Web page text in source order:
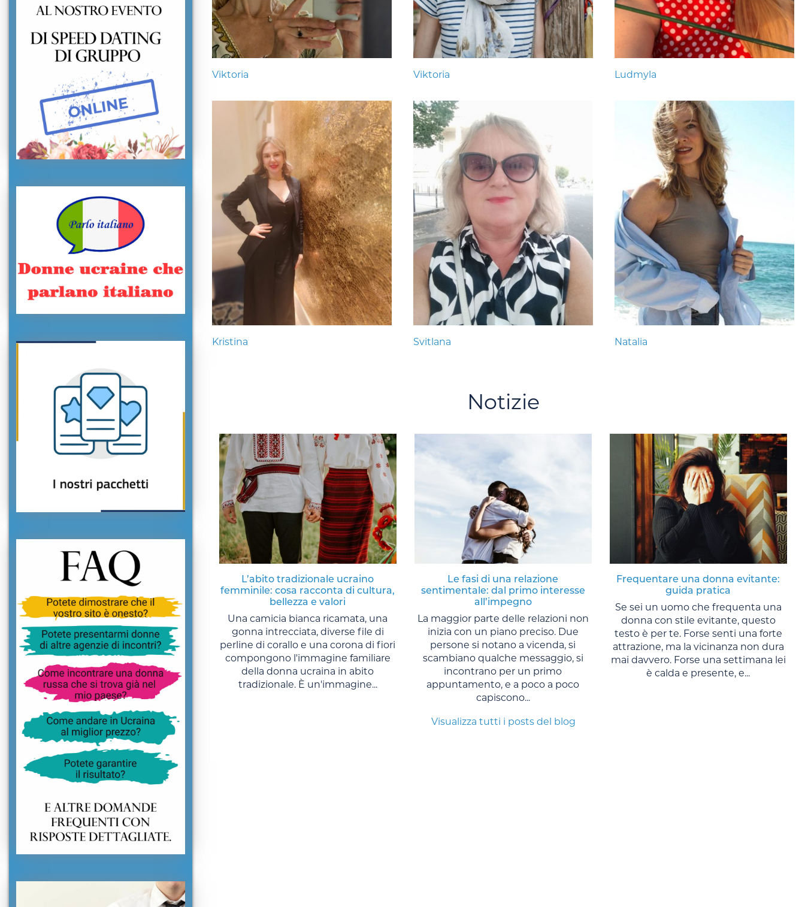
Viktoria Viktoria Ludmyla
Kristina Svitlana Natalia
Notizie
L’abito tradizionale ucraino
femminile: cosa racconta di cultura,
bellezza e valori
Una camicia bianca ricamata, una
gonna intrecciata, diverse file di
perline di corallo e una corona di fiori
compongono l'immagine familiare
della donna ucraina in abito
tradizionale. È un'immagine...
Le fasi di una relazione
sentimentale: dal primo interesse
all’impegno
La maggior parte delle relazioni non
inizia con un piano preciso. Due
persone si notano a vicenda, si
scambiano qualche messaggio, si
incontrano per un primo
appuntamento, e a poco a poco
capiscono...
Frequentare una donna evitante:
guida pratica
Se sei un uomo che frequenta una
donna con stile evitante, questo
testo è per te. Forse senti una forte
attrazione, ma la vicinanza non dura
mai davvero. Forse una settimana lei
è calda e presente, e...
Visualizza tutti i posts del blog